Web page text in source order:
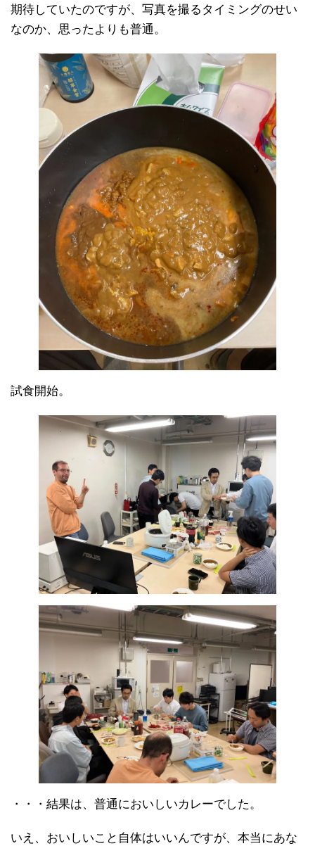
期待していたのですが、写真を撮るタイミングのせい
なのか、思ったよりも普通。
試食開始。
・・・結果は、普通においしいカレーでした。
いえ、おいしいこと自体はいいんですが、本当にあな